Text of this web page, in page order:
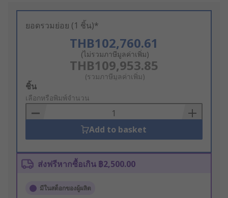
ยอดรวมย่อย (1 ชิ้น)*
THB102,760.61
(ไม่รวมภาษีมูลค่าเพิ่ม)
THB109,953.85
(รวมภาษีมูลค่าเพิ่ม)
Add
to
Basket
ชิ้น
เลือกหรือพิมพ์จำนวน
Add to basket
ส่งฟรีหากซื้อเกิน ฿2,500.00
มีในสต็อกของผู้ผลิต